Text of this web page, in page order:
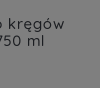
kręgów
ml